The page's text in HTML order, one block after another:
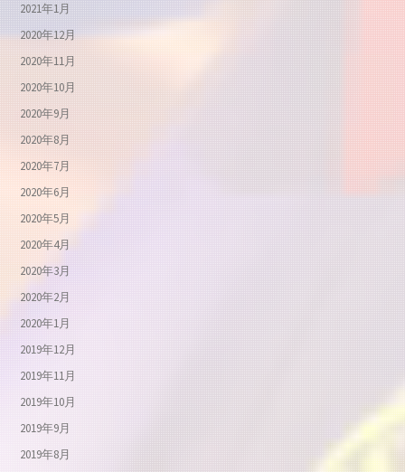
2021年1月
2020年12月
2020年11月
2020年10月
2020年9月
2020年8月
2020年7月
2020年6月
2020年5月
2020年4月
2020年3月
2020年2月
2020年1月
2019年12月
2019年11月
2019年10月
2019年9月
2019年8月